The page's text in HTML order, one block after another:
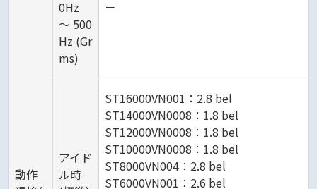
動作
0Hz
～ 500
Hz (Gr
ms)
－
アイド
ル時
ST16000VN001：2.8 bel
ST14000VN0008：1.8 bel
ST12000VN0008：1.8 bel
ST10000VN0008：1.8 bel
ST8000VN004：2.8 bel
ST6000VN001：2.6 bel